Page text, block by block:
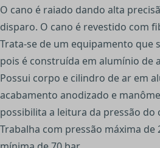
O cano é raiado dando alta
disparo. O cano é revestido com
Trata-se de um equipamento que
pois é construída em alumínio de
Possui corpo e cilindro de ar em
acabamento anodizado e
possibilita a leitura da pressão do
Trabalha com pressão máxima de